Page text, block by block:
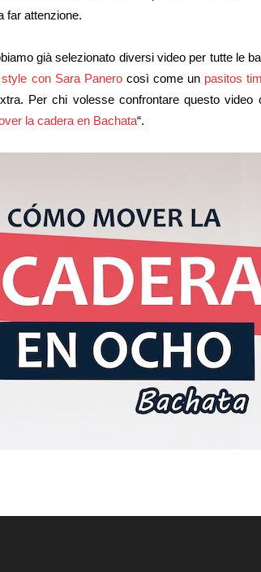
far attenzione.
già selezionato diversi video per tutte le
con Sara Panerocosì come un pasitos
Per chi volesse confrontare questo video
la cadera en Bachata“.